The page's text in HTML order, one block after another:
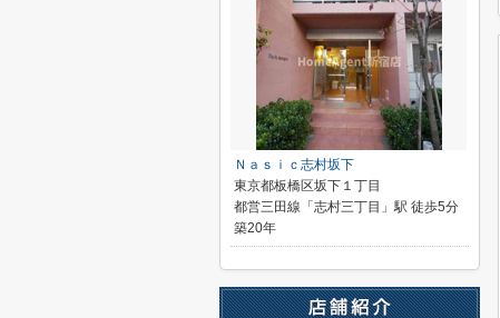
Ｎａｓｉｃ志村坂下
東京都板橋区坂下１丁目
都営三田線「志村三丁目」駅 徒歩5分
築20年